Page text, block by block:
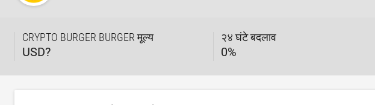
CRYPTO BURGER BURGER मूल्य
USD?
२४ घंटे बदलाव
0%